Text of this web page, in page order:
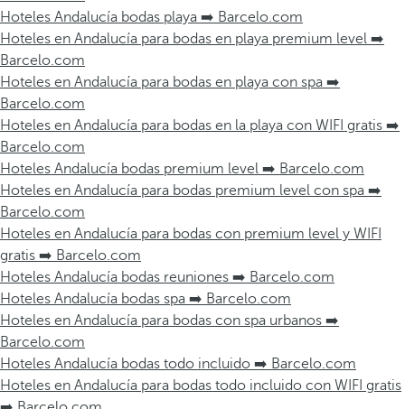
Hoteles Andalucía bodas playa ➡️ Barcelo.com
Hoteles en Andalucía para bodas en playa premium level ➡️
Barcelo.com
Hoteles en Andalucía para bodas en playa con spa ➡️
Barcelo.com
Hoteles en Andalucía para bodas en la playa con WIFI gratis ➡️
Barcelo.com
Hoteles Andalucía bodas premium level ➡️ Barcelo.com
Hoteles en Andalucía para bodas premium level con spa ➡️
Barcelo.com
Hoteles en Andalucía para bodas con premium level y WIFI
gratis ➡️ Barcelo.com
Hoteles Andalucía bodas reuniones ➡️ Barcelo.com
Hoteles Andalucía bodas spa ➡️ Barcelo.com
Hoteles en Andalucía para bodas con spa urbanos ➡️
Barcelo.com
Hoteles Andalucía bodas todo incluido ➡️ Barcelo.com
Hoteles en Andalucía para bodas todo incluido con WIFI gratis